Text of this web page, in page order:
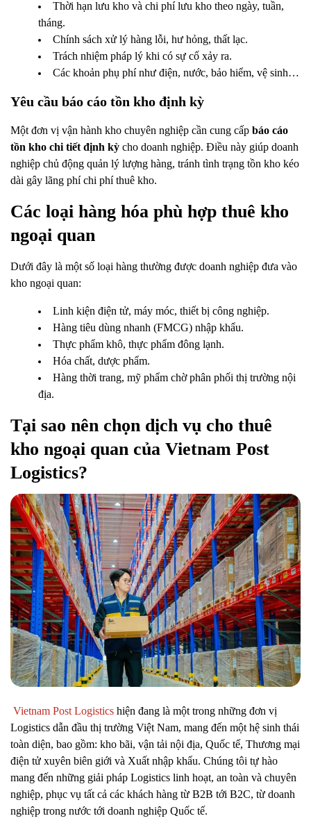
Thời hạn lưu kho và chi phí lưu kho theo ngày, tuần,
tháng.
Chính sách xử lý hàng lỗi, hư hỏng, thất lạc.
Trách nhiệm pháp lý khi có sự cố xảy ra.
Các khoản phụ phí như điện, nước, bảo hiểm, vệ sinh…
Yêu cầu báo cáo tồn kho định kỳ
Một đơn vị vận hành kho chuyên nghiệp cần cung cấp báo cáo
tồn kho chi tiết định kỳ cho doanh nghiệp. Điều này giúp doanh
nghiệp chủ động quản lý lượng hàng, tránh tình trạng tồn kho kéo
dài gây lãng phí chi phí thuê kho.
Các loại hàng hóa phù hợp thuê kho
ngoại quan
Dưới đây là một số loại hàng thường được doanh nghiệp đưa vào
kho ngoại quan:
Linh kiện điện tử, máy móc, thiết bị công nghiệp.
Hàng tiêu dùng nhanh (FMCG) nhập khẩu.
Thực phẩm khô, thực phẩm đông lạnh.
Hóa chất, dược phẩm.
Hàng thời trang, mỹ phẩm chờ phân phối thị trường nội
địa.
Tại sao nên chọn dịch vụ cho thuê
kho ngoại quan của Vietnam Post
Logistics?
Vietnam Post Logistics hiện đang là một trong những đơn vị
Logistics dẫn đầu thị trường Việt Nam, mang đến một hệ sinh thái
toàn diện, bao gồm: kho bãi, vận tải nội địa, Quốc tế, Thương mại
điện tử xuyên biên giới và Xuất nhập khẩu. Chúng tôi tự hào
mang đến những giải pháp Logistics linh hoạt, an toàn và chuyên
nghiệp, phục vụ tất cả các khách hàng từ B2B tới B2C, từ doanh
nghiệp trong nước tới doanh nghiệp Quốc tế.